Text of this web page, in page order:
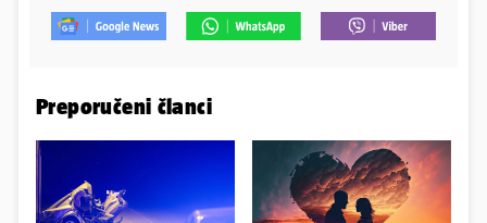
Preporučeni članci